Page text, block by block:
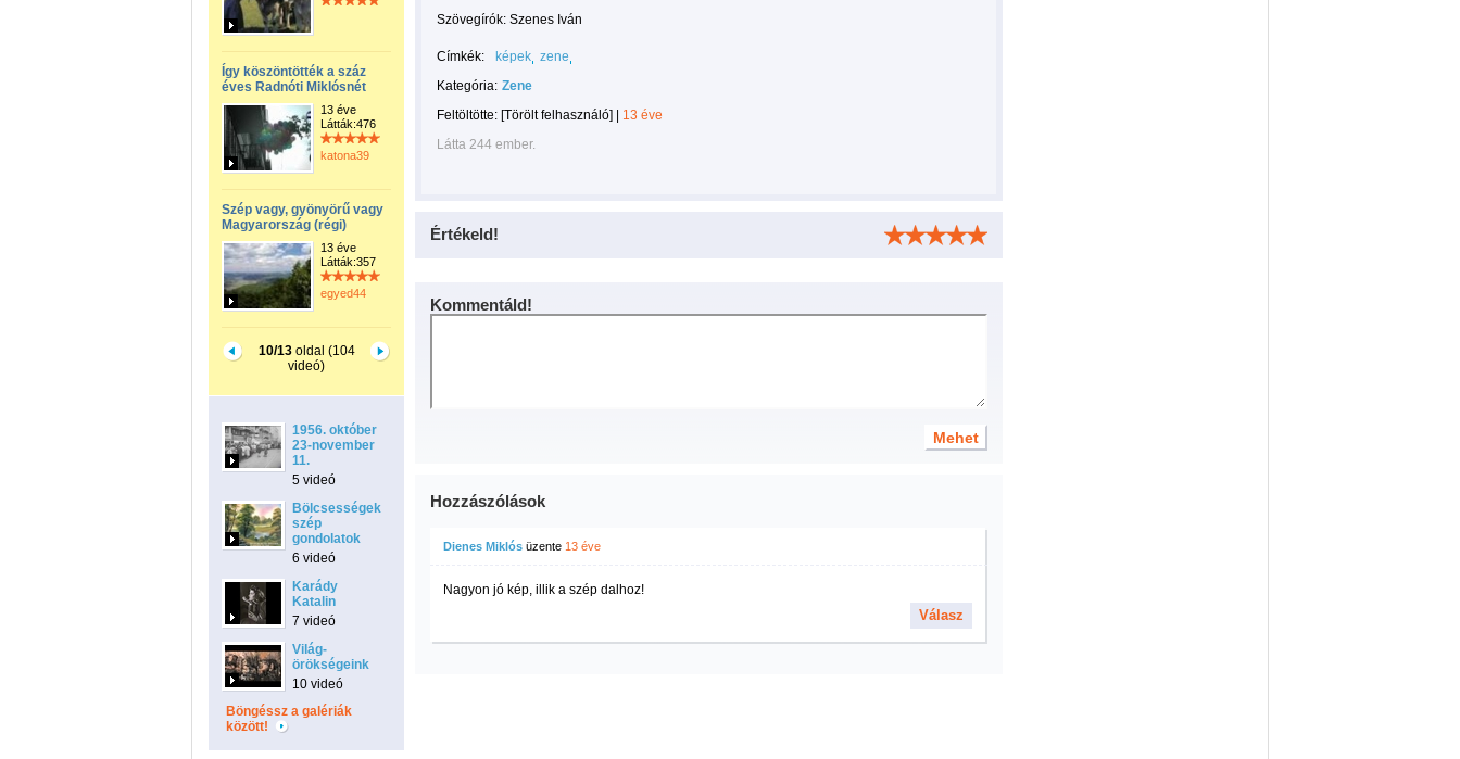
Így köszöntötték a száz
éves Radnóti Miklósnét
13 éve
Látták:476
katona39
Szép vagy, gyönyörű vagy
Magyarország (régi)
13 éve
Látták:357
egyed44
10/13oldal (104
videó)
1956. október
23-november
11.
5 videó
Bölcsességek,
szép
gondolatok
6 videó
Karády
Katalin
7 videó
Világ-
örökségeink
10 videó
Böngéssz a galériák
között!
Szövegírók: Szenes Iván
Címkék: képek zene
Kategória: Zene
Feltöltötte: [Törölt felhasználó]
13 éve
Látta 244 ember.
Értékeld!
Kommentáld!
Hozzászólások
Dienes Miklós üzente 13 éve
Nagyon jó kép, illik a szép dalhoz!
Válasz